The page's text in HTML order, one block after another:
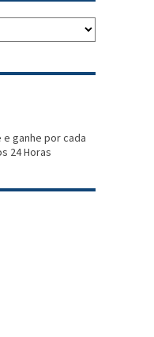
ganhe por cada
24 Horas